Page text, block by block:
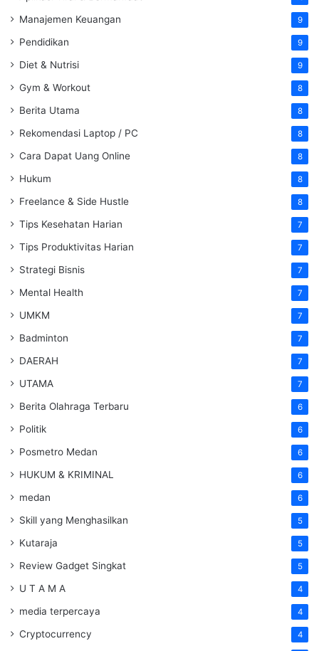
Manajemen Keuangan 9
Pendidikan 9
Diet & Nutrisi 9
Gym & Workout 8
Berita Utama 8
Rekomendasi Laptop / PC 8
Cara Dapat Uang Online 8
Hukum 8
Freelance & Side Hustle 8
Tips Kesehatan Harian 7
Tips Produktivitas Harian 7
Strategi Bisnis 7
Mental Health 7
UMKM 7
Badminton 7
DAERAH 7
UTAMA 7
Berita Olahraga Terbaru 6
Politik 6
Posmetro Medan 6
HUKUM & KRIMINAL 6
medan 6
Skill yang Menghasilkan 5
Kutaraja 5
Review Gadget Singkat 5
U T A M A 4
media terpercaya 4
Cryptocurrency 4